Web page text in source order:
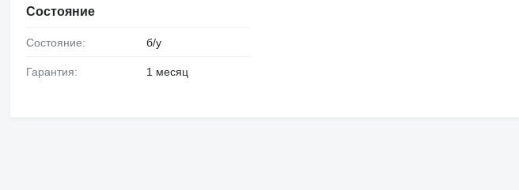
Состояние
Состояние: б/у
Гарантия: 1 месяц